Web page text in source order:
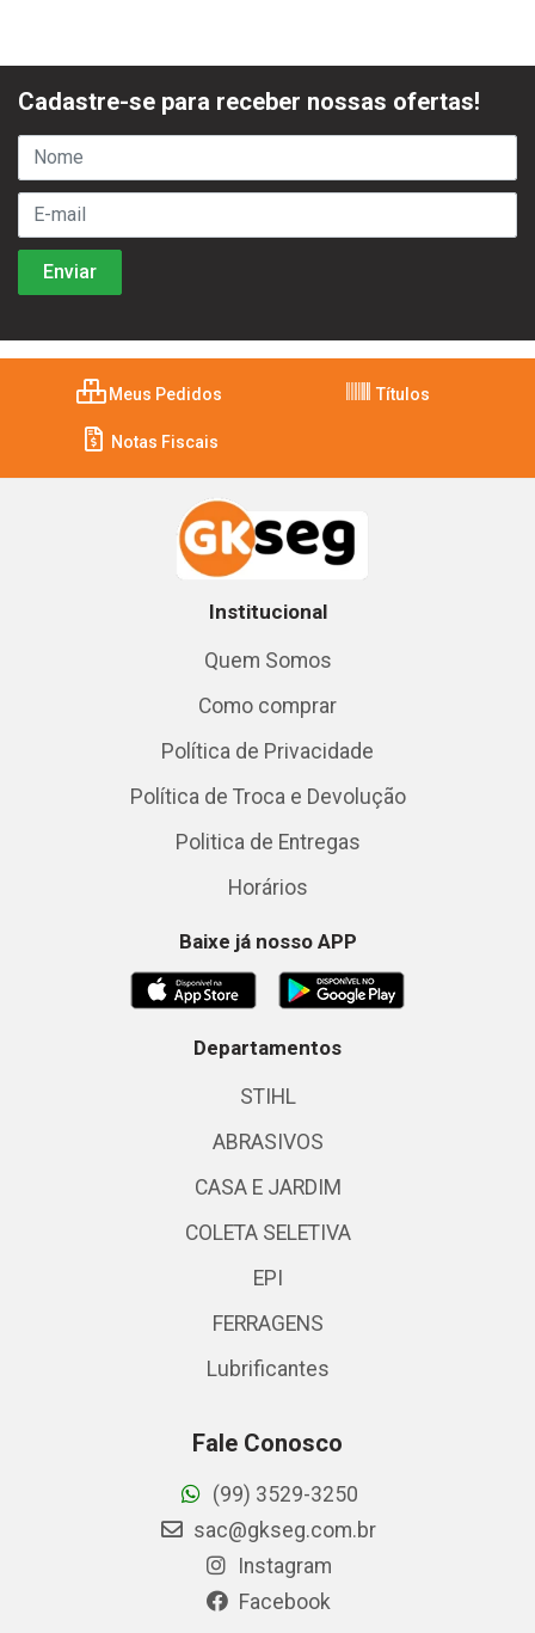
Cadastre-se para receber nossas ofertas!
Meus Pedidos Títulos
Notas Fiscais
Institucional
Quem Somos
Como comprar
Política de Privacidade
Política de Troca e Devolução
Politica de Entregas
Horários
Baixe já nosso APP
Departamentos
STIHL
ABRASIVOS
CASA E JARDIM
COLETA SELETIVA
EPI
FERRAGENS
Lubrificantes
Fale Conosco
(99) 3529-3250
sac@gkseg.com.br
Instagram
Facebook